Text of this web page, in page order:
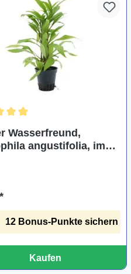
Wasserfreund,
angustifolia, im
12 Bonus-Punkte sichern
Kaufen